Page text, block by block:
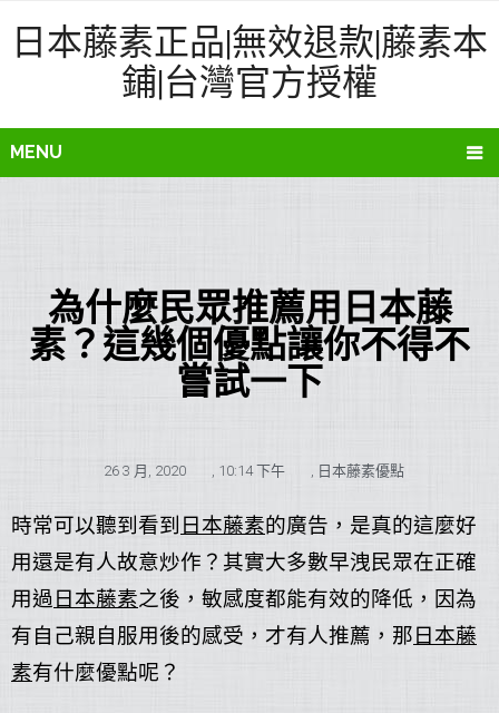
日本藤素正品|無效退款|藤素本
鋪|台灣官方授權
MENU
為什麼民眾推薦用日本藤
素？這幾個優點讓你不得不
嘗試一下
26 3 月, 2020 , 10:14 下午 , 日本藤素優點
時常可以聽到看到 日本藤素的廣告，是真的這麼好
用還是有人故意炒作？其實大多數早洩民眾在正確
用過 日本藤素之後，敏感度都能有效的降低，因為
有自己親自服用後的感受，才有人推薦，那 日本藤
素有什麼優點呢？